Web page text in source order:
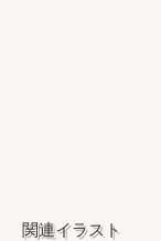
関連イラスト